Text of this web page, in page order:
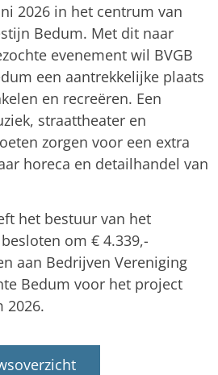
2026 in het centrum van
Bedum. Met dit naar
evenement wil BVGB
een aantrekkelijke plaats
en recreëren. Een
straattheater en
zorgen voor een extra
horeca en detailhandel van
het bestuur van het
om € 4.339,-
aan Bedrijven Vereniging
Bedum voor het project
2026.